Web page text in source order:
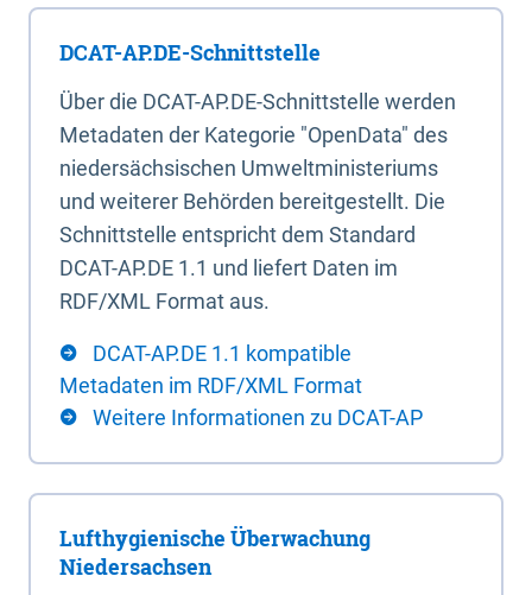
DCAT-AP.DE-Schnittstelle
Über die DCAT-AP.DE-Schnittstelle werden
Metadaten der Kategorie "OpenData" des
niedersächsischen Umweltministeriums
und weiterer Behörden bereitgestellt. Die
Schnittstelle entspricht dem Standard
DCAT-AP.DE 1.1 und liefert Daten im
RDF/XML Format aus.
DCAT-AP.DE 1.1 kompatible
Metadaten im RDF/XML Format
Weitere Informationen zu DCAT-AP
Lufthygienische Überwachung
Niedersachsen